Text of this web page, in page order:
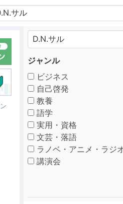
ジャンル
ビジネス
自己啓発
教養
語学
実用・資格
文芸・落語
ラノベ・アニメ・ラジ
講演会